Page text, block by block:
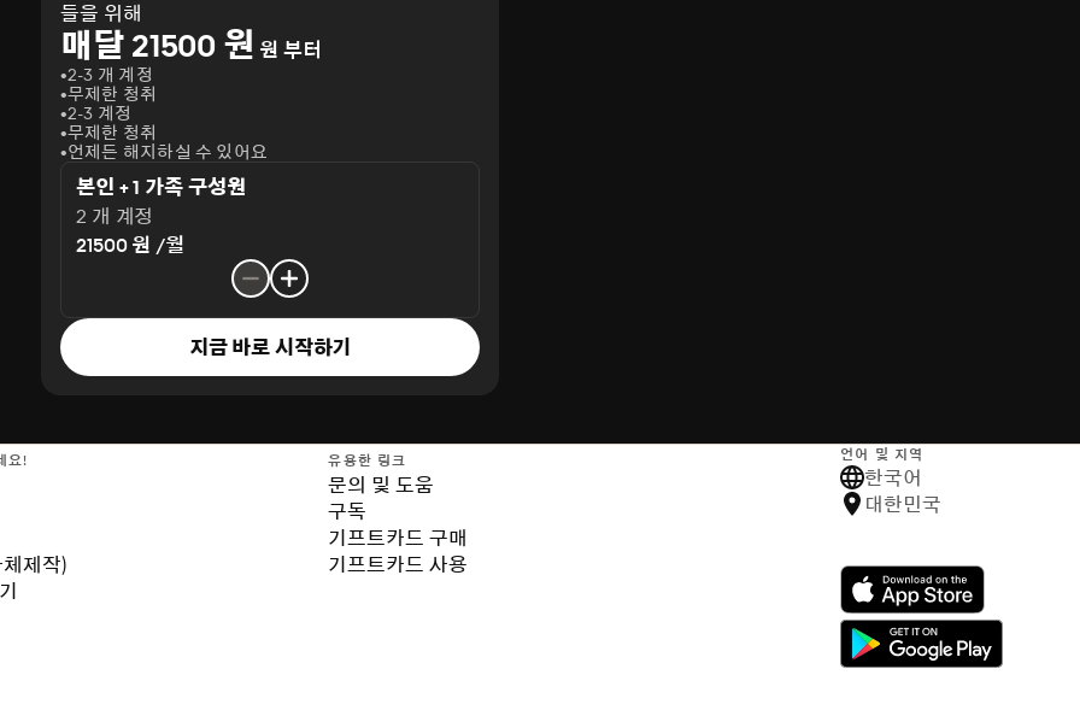
들을 위해
매달 21500 원 원 부터
2-3 개 계정
무제한 청취
2-3 계정
무제한 청취
언제든 해지하실 수 있어요
본인 + 1 가족 구성원
2 개 계정
21500 원 /월
지금 바로 시작하기
요!
제작)
유용한 링크
문의 및 도움
구독
기프트카드 구매
기프트카드 사용
언어 및 지역
한국어
대한민국